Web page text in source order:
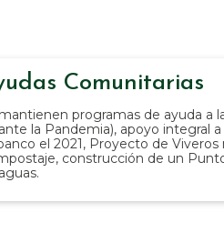
Comunitarias
programas de ayuda a
la Pandemia), apoyo integral
el 2021, Proyecto de
construcción de un